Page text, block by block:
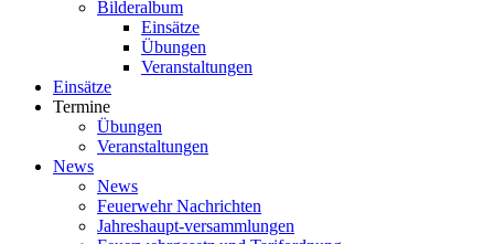
Bilderalbum
Einsätze
Übungen
Veranstaltungen
Einsätze
Termine
Übungen
Veranstaltungen
News
News
Feuerwehr Nachrichten
Jahreshaupt-versammlungen